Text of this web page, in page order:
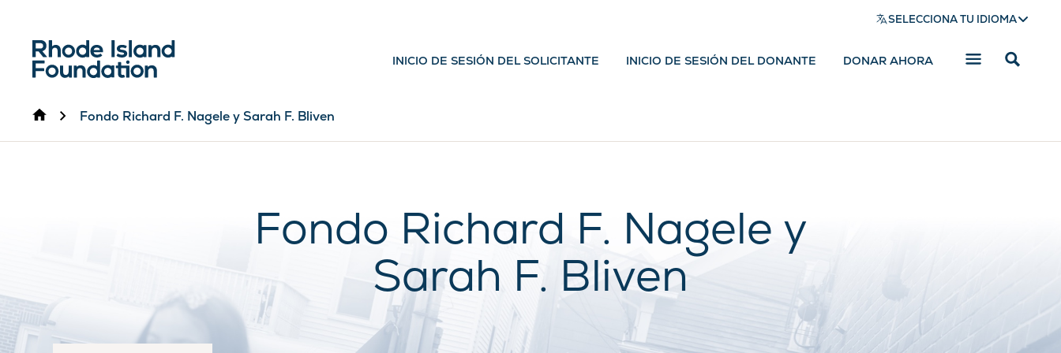
SELECCIONA TU IDIOMA
INICIO DE SESIÓN DEL SOLICITANTE INICIO DE SESIÓN DEL DONANTE DONAR AHORA
Mostrar
InicioFondo Richard F. Nagele y Sarah F. Bliven
Fondo Richard F. Nagele y
Sarah F. Bliven